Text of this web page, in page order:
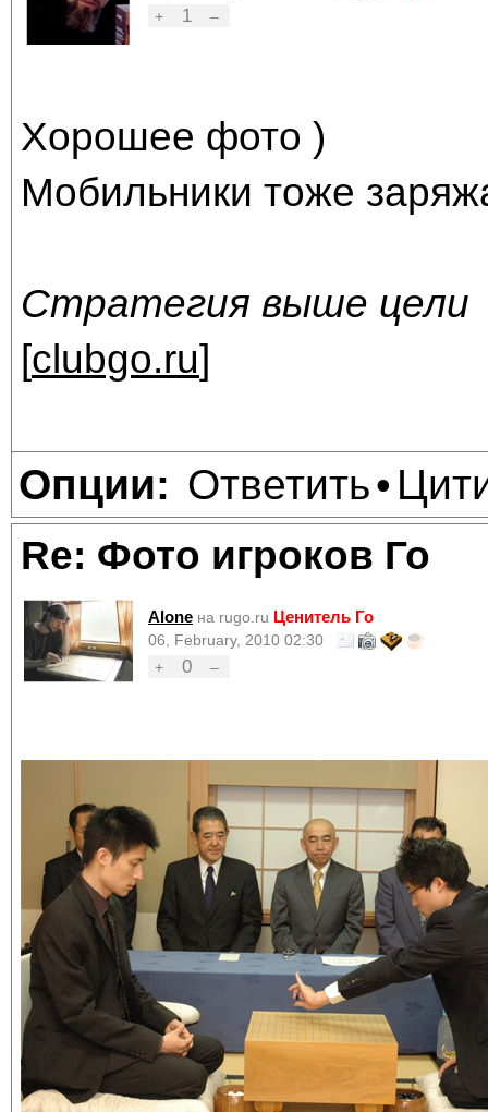
+
1 –
Хорошее фото )
Мобильники тоже
Стратегия выше цели
[clubgo.ru]
Опции: Ответить•
Re: Фото игроков Го
Alone на rugo.ru Ценитель Го
06, February, 2010 02:30
+
0 –